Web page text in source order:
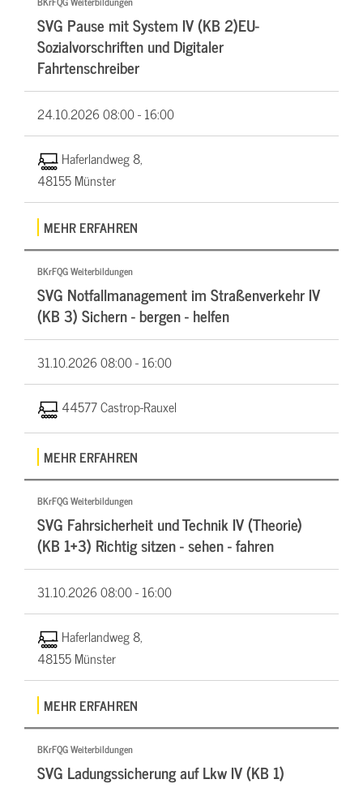
SVG Pause mit System IV (KB 2)EU-
Sozialvorschriften und Digitaler
Fahrtenschreiber
24.10.202608:00 - 16:00
Haferlandweg 8,
48155 Münster
MEHR ERFAHREN
BKrFQG Weiterbildungen
SVG Notfallmanagement im Straßenverkehr IV
(KB 3) Sichern - bergen - helfen
31.10.202608:00 - 16:00
44577 Castrop-Rauxel
MEHR ERFAHREN
BKrFQG Weiterbildungen
SVG Fahrsicherheit und Technik IV (Theorie)
(KB 1+3) Richtig sitzen - sehen - fahren
31.10.202608:00 - 16:00
Haferlandweg 8,
48155 Münster
MEHR ERFAHREN
BKrFQG Weiterbildungen
SVG Ladungssicherung auf Lkw IV (KB 1)